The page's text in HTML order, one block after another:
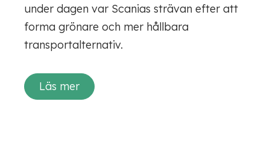
under dagen var Scanias strävan efter att
forma grönare och mer hållbara
transportalternativ.
Läs mer